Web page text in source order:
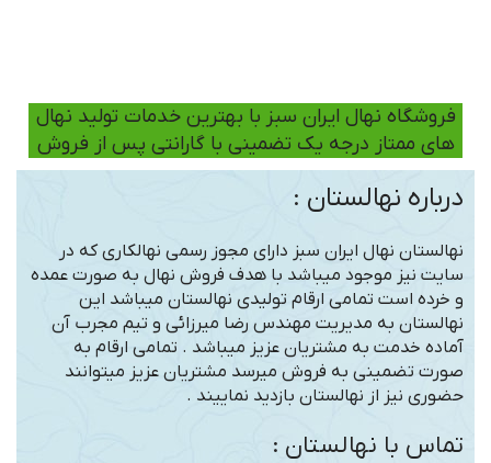
فروشگاه نهال ایران سبز با بهترین خدمات تولید نهال
های ممتاز درجه یک تضمینی با گارانتی پس از فروش
درباره نهالستان :
نهالستان نهال ایران سبز دارای مجوز رسمی نهالکاری که در
سایت نیز موجود میباشد با هدف فروش نهال به صورت عمده
و خرده است تمامی ارقام تولیدی نهالستان میباشد این
نهالستان به مدیریت مهندس رضا میرزائی و تیم مجرب آن
آماده خدمت به مشتریان عزیز میباشد . تمامی ارقام به
صورت تضمینی به فروش میرسد مشتریان عزیز میتوانند
حضوری نیز از نهالستان بازدید نماییند .
تماس با نهالستان :